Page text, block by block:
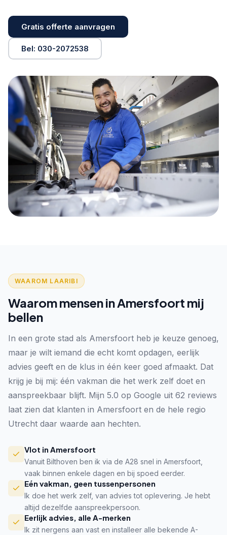
Gratis offerte aanvragen
Bel: 030-2072538
WAAROM LAARIBI
Waarom mensen in Amersfoort mij
bellen
In een grote stad als Amersfoort heb je keuze genoeg,
maar je wilt iemand die echt komt opdagen, eerlijk
advies geeft en de klus in één keer goed afmaakt. Dat
krijg je bij mij: één vakman die het werk zelf doet en
aanspreekbaar blijft. Mijn 5.0 op Google uit 62 reviews
laat zien dat klanten in Amersfoort en de hele regio
Utrecht daar waarde aan hechten.
Vlot in Amersfoort
Vanuit Bilthoven ben ik via de A28 snel in Amersfoort,
vaak binnen enkele dagen en bij spoed eerder.
Eén vakman, geen tussenpersonen
Ik doe het werk zelf, van advies tot oplevering. Je hebt
altijd dezelfde aanspreekpersoon.
Eerlijk advies, alle A-merken
Ik zit nergens aan vast en installeer alle bekende A-